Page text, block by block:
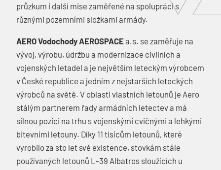
průzkum i další mise zaměřené na spolupráci s
různými pozemními složkami armády.
AERO Vodochody AEROSPACEa.s. se zaměřuje na
vývoj, výrobu, údržbu a modernizace civilních a
vojenských letadel a je největším leteckým výrobcem
v České republice a jedním z nejstarších leteckých
výrobců na světě. V oblasti vlastních letounů je Aero
stálým partnerem řady armádních letectev a má
silnou pozici na trhu s vojenskými cvičnými a lehkými
bitevními letouny. Díky 11 tisícům letounů, které
vyrobilo za sto let své existence, stovkám stále
používaných letounů L-39 Albatros sloužících u